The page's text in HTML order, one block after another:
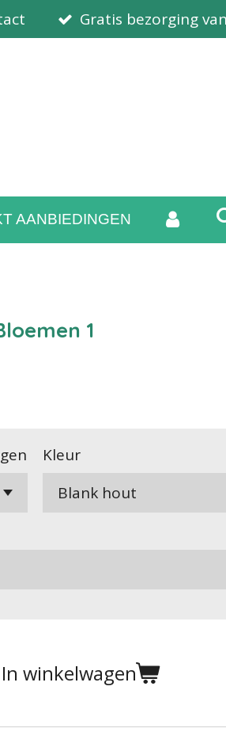
Gratis bezorging
AANBIEDINGEN
1
Kleur
In winkelwagen